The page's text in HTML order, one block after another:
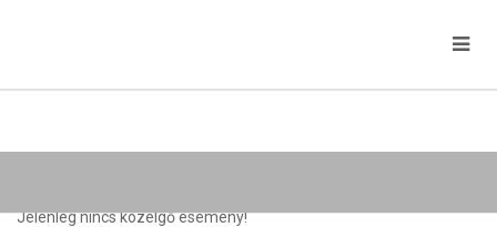
Jelenleg nincs közelgő esemény!